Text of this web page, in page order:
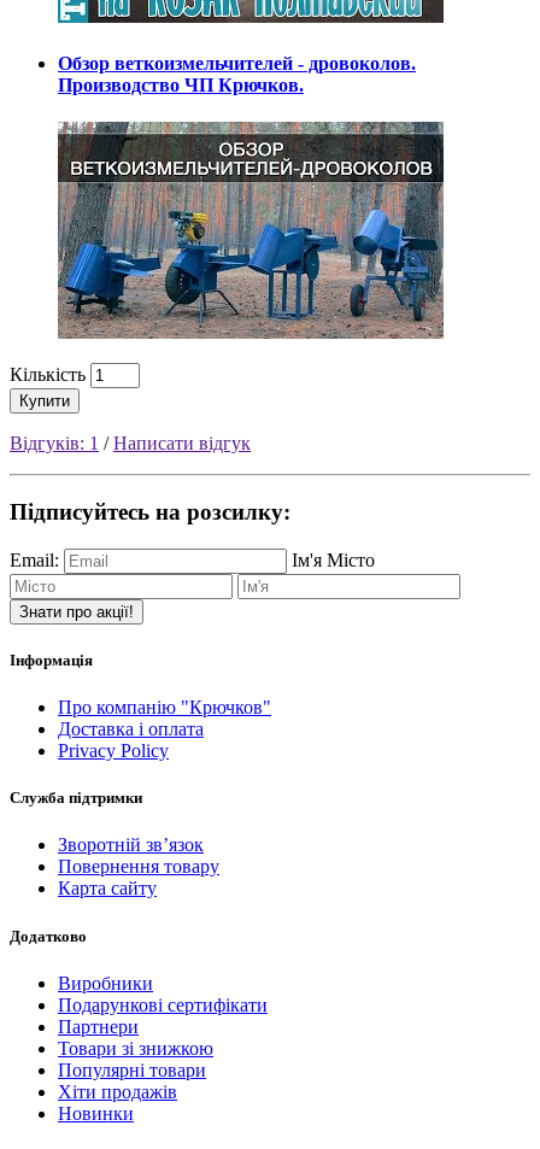
Обзор веткоизмельчителей - дровоколов.
Производство ЧП Крючков.
Кількість
Купити
Відгуків: 1 /Написати відгук
Підписуйтесь на розсилку:
Email: Ім'я Місто
Знати про акції!
Інформація
Про компанію "Крючков"
Доставка і оплата
Privacy Policy
Служба підтримки
Зворотній зв’язок
Повернення товару
Карта сайту
Додатково
Виробники
Подарункові сертифікати
Партнери
Товари зі знижкою
Популярні товари
Хіти продажів
Новинки